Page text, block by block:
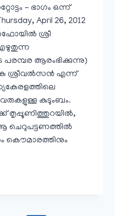
– ഭാഗം ഒന്ന്
April 26, 2012
ശ്രീ
ആരംഭിക്കുന്നു)
കെ ശ്രീവല്‍സന്‍ എന്ന്
കുടുംബം.
തൃപ്പൂണിത്തുറയില്‍,
ചെറുപട്ടണത്തില്‍
കൌമാരത്തിനും